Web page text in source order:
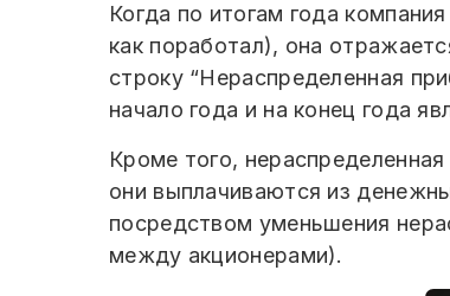
Когда по итогам года
как поработал), она
строку “Нераспределенная
начало года и на конец года
Кроме того,
они выплачиваются из
посредством уменьшения
между акционерами).